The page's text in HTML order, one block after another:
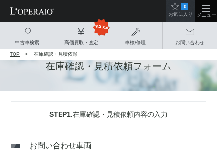
中古車検索 高価買取・査定 車検/修理 お問い合わせ
0
お気に入り
メニュー
TOP 在庫確認・見積依頼
在庫確認・見積依頼フォーム
STEP1.在庫確認・見積依頼内容の入力
お問い合わせ車両